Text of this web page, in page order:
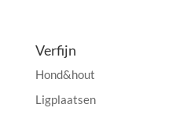
Verfijn
Hond&hout
Ligplaatsen